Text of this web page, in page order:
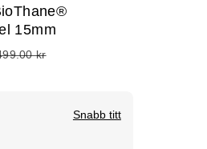
15mm
kr
Snabb titt